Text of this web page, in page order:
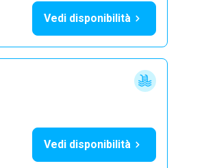
Vedi disponibilità
Vedi disponibilità